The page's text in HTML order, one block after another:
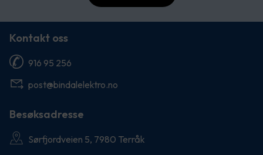
Kontakt oss
916 95 256
post@bindalelektro.no
Besøksadresse
Sørfjordveien 5, 7980 Terråk